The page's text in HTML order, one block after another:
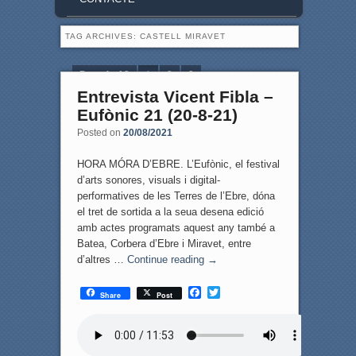
TAG ARCHIVES: CASTELL MIRAVET
Page 1 of 3 1 2 3
Entrevista Vicent Fibla –
Eufònic 21 (20-8-21)
Posted on 20/08/2021
HORA MÓRA D’EBRE. L’Eufònic, el festival
d’arts sonores, visuals i digital-
performatives de les Terres de l’Ebre, dóna
el tret de sortida a la seua desena edició
amb actes programats aquest any també a
Batea, Corbera d’Ebre i Miravet, entre
d’altres … Continue reading →
Share Post
F
T